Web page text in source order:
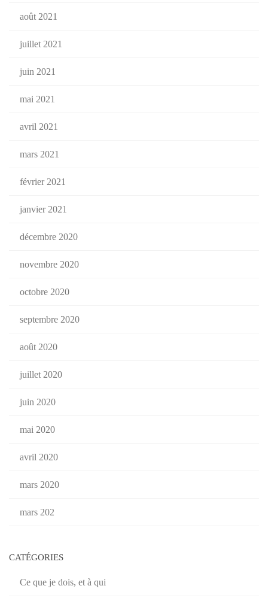
août 2021
juillet 2021
juin 2021
mai 2021
avril 2021
mars 2021
février 2021
janvier 2021
décembre 2020
novembre 2020
octobre 2020
septembre 2020
août 2020
juillet 2020
juin 2020
mai 2020
avril 2020
mars 2020
mars 202
CATÉGORIES
Ce que je dois, et à qui